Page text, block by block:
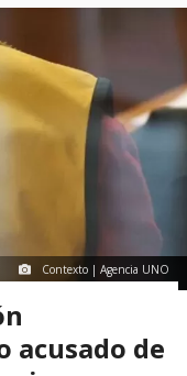
Contexto | Agencia UNO
acusado de